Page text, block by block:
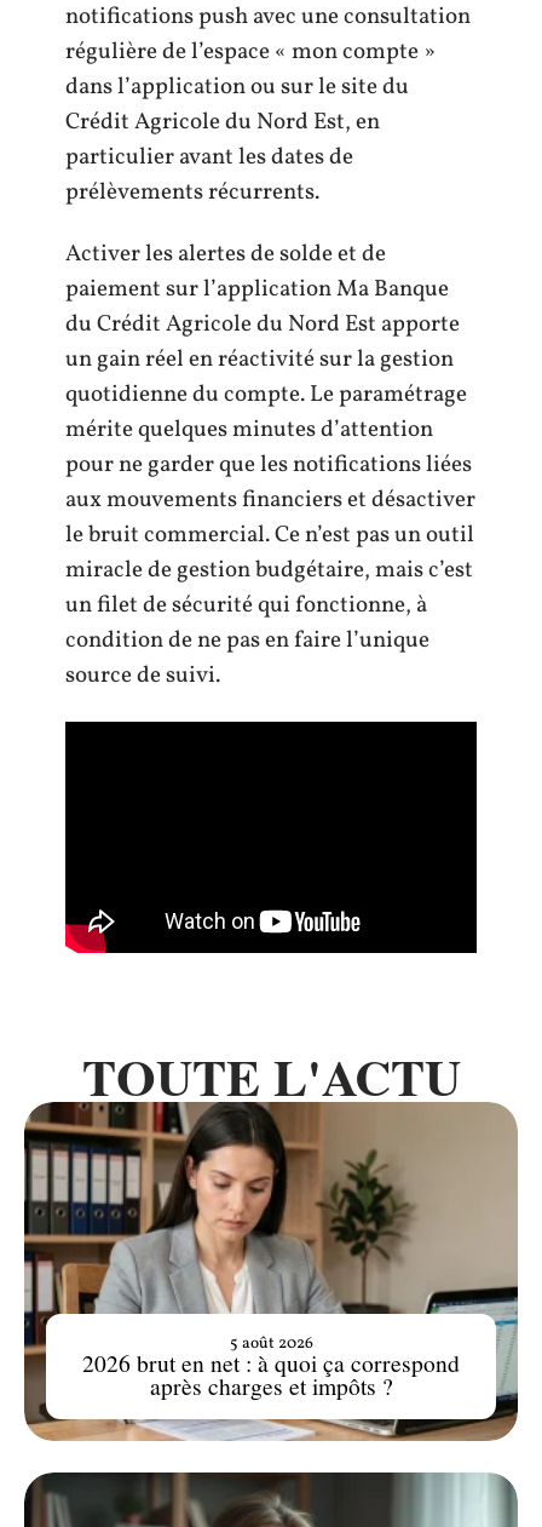
notifications push avec une consultation
régulière de l’espace « mon compte »
dans l’application ou sur le site du
Crédit Agricole du Nord Est, en
particulier avant les dates de
prélèvements récurrents.
Activer les alertes de solde et de
paiement sur l’application Ma Banque
du Crédit Agricole du Nord Est apporte
un gain réel en réactivité sur la gestion
quotidienne du compte. Le paramétrage
mérite quelques minutes d’attention
pour ne garder que les notifications liées
aux mouvements financiers et désactiver
le bruit commercial. Ce n’est pas un outil
miracle de gestion budgétaire, mais c’est
un filet de sécurité qui fonctionne, à
condition de ne pas en faire l’unique
source de suivi.
TOUTE L'ACTU
2026 brut en net : à quoi ça correspond
après charges et impôts ?
5 août 2026